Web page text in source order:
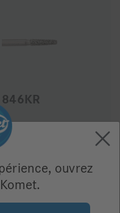
846KR
68,76 €
ouvrez